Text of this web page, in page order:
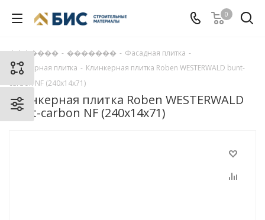
0
������� - ������� - Фасадная плитка -
Клинкерная плитка - Клинкерная плитка Roben WESTERWALD bunt-
carbon NF (240x14x71)
Клинкерная плитка Roben WESTERWALD
bunt-carbon NF (240x14x71)